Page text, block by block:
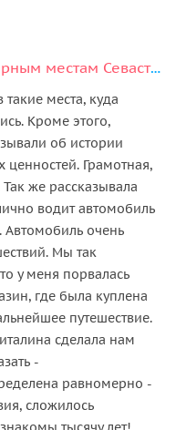
На внедорожнике по легендарным местам Севастополя, Фиолента и Балаклавы
места, куда
Кроме этого,
об истории
ценностей. Грамотная,
же рассказывала
водит автомобиль
Автомобиль очень
Мы так
у меня порвалась
где была куплена
путешествие.
сделала нам
-
равномерно -
сложилось